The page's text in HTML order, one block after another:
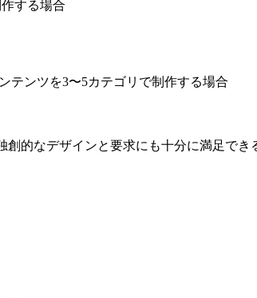
する場合
テンツを3〜5カテゴリで制作する場合
創的なデザインと要求にも十分に満足でき